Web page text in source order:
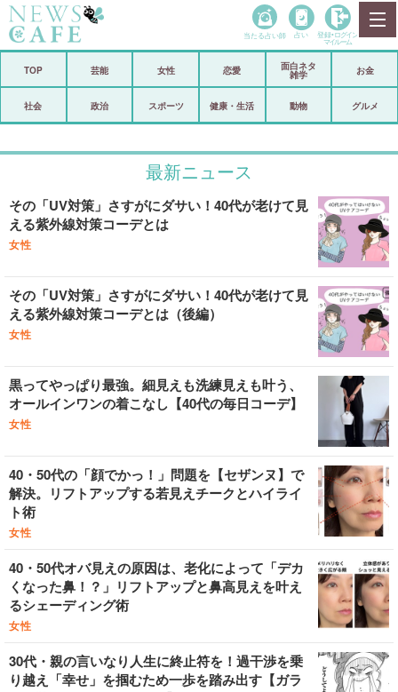
政治
スポーツ
恋愛 ビックリ
リリース ショップ
当たる占い師 占い 登録• ログイン
マイルーム
TOP 芸能 女性 恋愛
面白ネタ
雑学
お金
社会 政治 スポーツ 健康・生活 動物 グルメ
最新ニュース
その「UV対策」さすがにダサい！40代が老けて見
える紫外線対策コーデとは
女性
その「UV対策」さすがにダサい！40代が老けて見
える紫外線対策コーデとは（後編）
女性
黒ってやっぱり最強。細見えも洗練見えも叶う、
オールインワンの着こなし【40代の毎日コーデ】
女性
40・50代の「顔でかっ！」問題を【セザンヌ】で
解決。リフトアップする若見えチークとハイライ
ト術
女性
40・50代オバ見えの原因は、老化によって「デカ
くなった鼻！？」リフトアップと鼻高見えを叶え
るシェーディング術
女性
30代・親の言いなり人生に終止符を！過干渉を乗
り越え「幸せ」を掴むため一歩を踏み出す【ガラ